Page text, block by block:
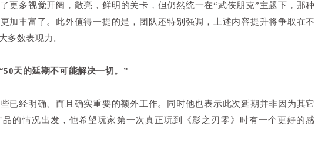
更多视觉开阔，敞亮，鲜明的关卡，但仍然统一在“武侠朋克”主题下，那种
加丰富了。此外值得一提的是，团队还特别强调，上述内容提升将争取在不
多数表现力。
天的延期不可能解决一切。”
已经明确、而且确实重要的额外工作。同时他也表示此次延期并非因为其它
的情况出发，他希望玩家第一次真正玩到《影之刃零》时有一个更好的感